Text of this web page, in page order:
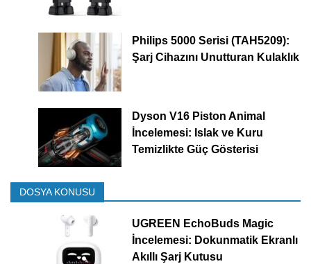
Philips 5000 Serisi (TAH5209):
Şarj Cihazını Unutturan Kulaklık
Dyson V16 Piston Animal
İncelemesi: Islak ve Kuru
Temizlikte Güç Gösterisi
DOSYA KONUSU
UGREEN EchoBuds Magic
İncelemesi: Dokunmatik Ekranlı
Akıllı Şarj Kutusu